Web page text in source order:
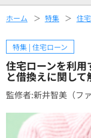
ホーム 特集 住
特集 | 住宅ローン
住宅ローンを利
と借換えに関して
監修者:新井智美（フ